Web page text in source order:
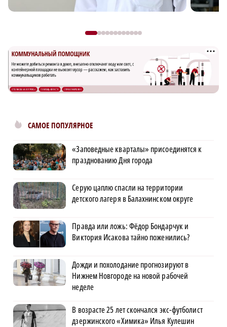
САМОЕ ПОПУЛЯРНОЕ
«Заповедные кварталы» присоединятся к
празднованию Дня города
Серую цаплю спасли на территории
детского лагеря в Балахнинском округе
Правда или ложь: Фёдор Бондарчук и
Виктория Исакова тайно поженились?
Дожди и похолодание прогнозируют в
Нижнем Новгороде на новой рабочей
неделе
В возрасте 25 лет скончался экс-футболист
дзержинского «Химика» Илья Кулешин